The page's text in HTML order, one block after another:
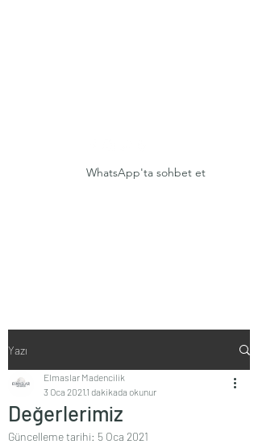
WhatsApp'ta sohbet et
Yazı
Değerlerimiz
Elmaslar Madencilik
3 Oca 2021 1 dakikada okunur
Güncelleme tarihi: 5 Oca 2021